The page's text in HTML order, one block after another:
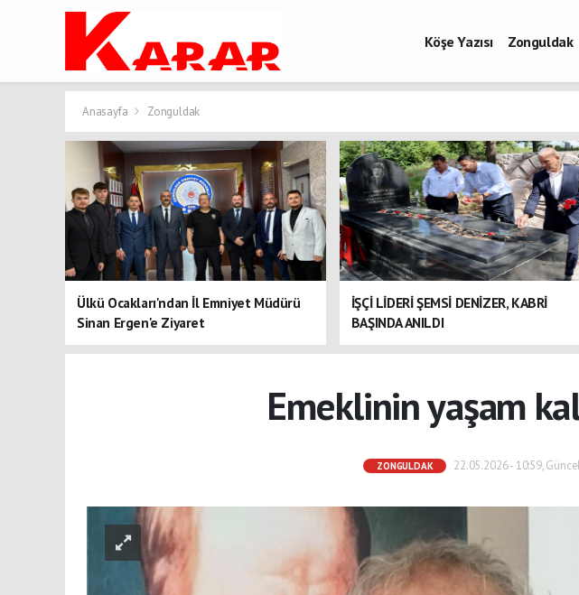
Köşe Yazısı Zonguldak
Anasayfa Zonguldak
Ülkü Ocakları'ndan İl Emniyet Müdürü
Sinan Ergen'e Ziyaret
İŞÇİ LİDERİ ŞEMSİ DENİZER, KABRİ
BAŞINDA ANILDI
Emeklinin yaşam
ZONGULDAK 22.05.2026 - 10:59,